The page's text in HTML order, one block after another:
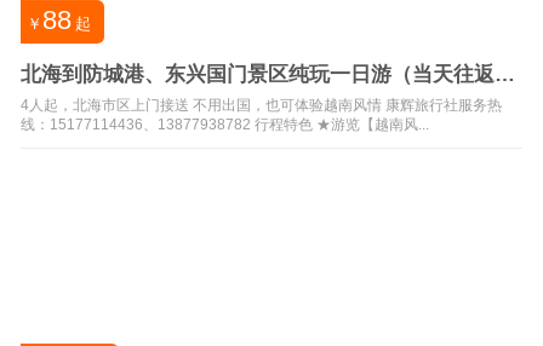
￥ 88 起
北海到防城港、东兴国门景区纯玩一日游（当天往返，
含中餐）
4人起，北海市区上门接送 不用出国，也可体验越南风情 康辉旅行社服务热
线：15177114436、13877938782 行程特色 ★游览【越南风...